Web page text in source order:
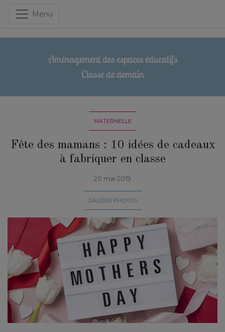
Menu
Aménagement des espaces éducatifs
Classe de demain
MATERNELLE
Fête des mamans : 10 idées de cadeaux
à fabriquer en classe
20 mai 2019
GALERIE PHOTOS